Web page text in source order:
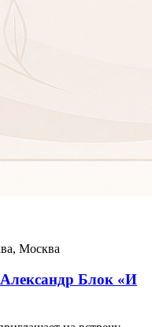
Москва
Блок «И